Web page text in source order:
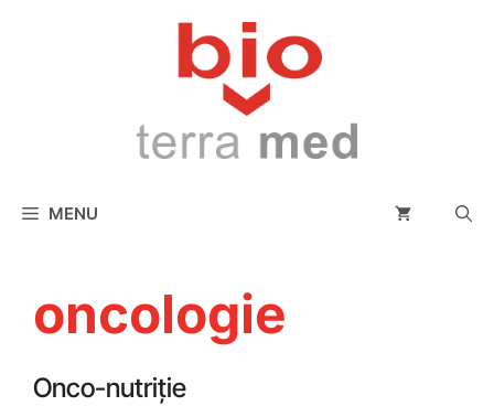
MENU
oncologie
Onco-nutriție